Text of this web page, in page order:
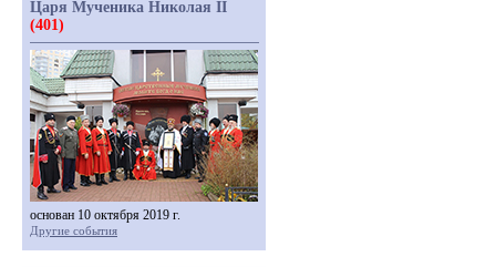
Царя Мученика Николая II
(401)
основан 10 октября 2019 г.
Другие события